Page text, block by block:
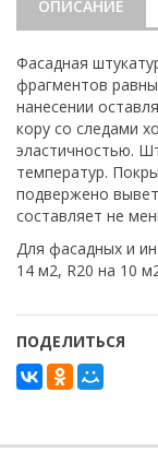
ОПИСАНИЕ
Фасадная
фрагментов
нанесении
кору со следами
эластичностью.
температур.
подвержено
составляет не
Для фасадных и
14 м2, R20 на 10
ПОДЕЛИТЬСЯ